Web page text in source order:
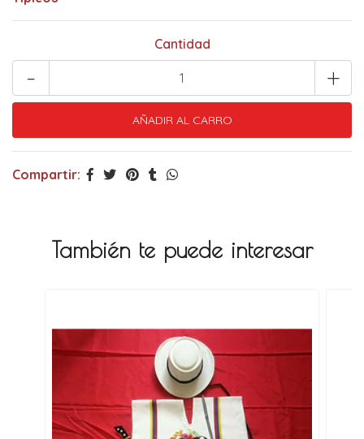
Cantidad
+
-
Compartir:
También te puede interesar